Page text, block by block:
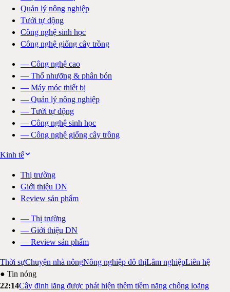
Quản lý nông nghiệp
Tưới tự động
Công nghệ sinh học
Công nghệ giống cây trồng
— Công nghệ cao
— Thổ nhưỡng & phân bón
— Máy móc thiết bị
— Quản lý nông nghiệp
— Tưới tự động
— Công nghệ sinh học
— Công nghệ giống cây trồng
Kinh tế
Thị trường
Giới thiệu DN
Review sản phẩm
— Thị trường
— Giới thiệu DN
— Review sản phẩm
Thời sựChuyện nhà nôngNông nghiệp đô thịLâm nghiệpLiên hệ
● Tin nóng
22:14Cây đinh lăng được phát hiện thêm tiềm năng chống loãng